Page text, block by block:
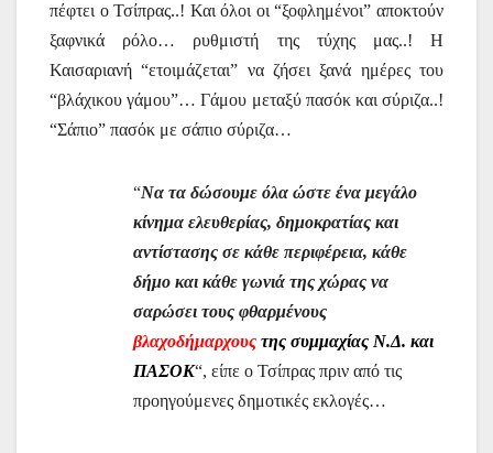
πέφτει ο Τσίπρας..! Και όλοι οι “ξοφλημένοι” αποκτούν
ξαφνικά ρόλο… ρυθμιστή της τύχης μας..! Η
Καισαριανή “ετοιμάζεται” να ζήσει ξανά ημέρες του
“βλάχικου γάμου”… Γάμου μεταξύ πασόκ και σύριζα..!
“Σάπιο” πασόκ με σάπιο σύριζα…
“Να τα δώσουμε όλα ώστε ένα μεγάλο
κίνημα ελευθερίας, δημοκρατίας και
αντίστασης σε κάθε περιφέρεια, κάθε
δήμο και κάθε γωνιά της χώρας να
σαρώσει τους φθαρμένους
βλαχοδήμαρχους της συμμαχίας Ν.Δ. και
ΠΑΣΟΚ“, είπε ο Τσίπρας πριν από τις
προηγούμενες δημοτικές εκλογές…